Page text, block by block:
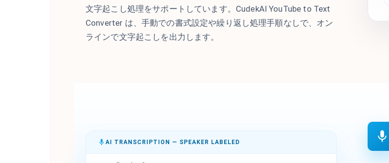
文字起こし処理をサポートしています。CudekAI YouTube to Text
Converter は、手動での書式設定や繰り返し処理手順なしで、オン
ラインで文字起こしを出力します。
AI TRANSCRIPTION — SPEAKER LABELED